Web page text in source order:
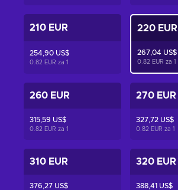
210 EUR
254,90 US$
0.82 EUR za 1
220 EUR
267,04 US$
0.82 EUR za 1
260 EUR
315,59 US$
0.82 EUR za 1
270 EUR
327,72 US$
0.82 EUR za 1
310 EUR
376,27 US$
320 EUR
388,41 US$